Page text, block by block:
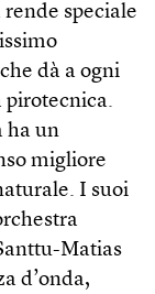
rende speciale
dà a ogni
pirotecnica.
ha un
migliore
I suoi
Matias
d’onda,